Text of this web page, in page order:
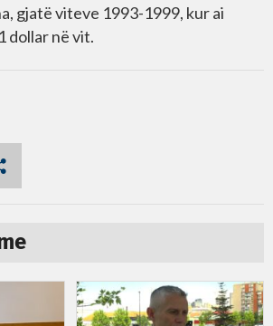
gjatë viteve 1993-1999, kur ai
dollar në vit.